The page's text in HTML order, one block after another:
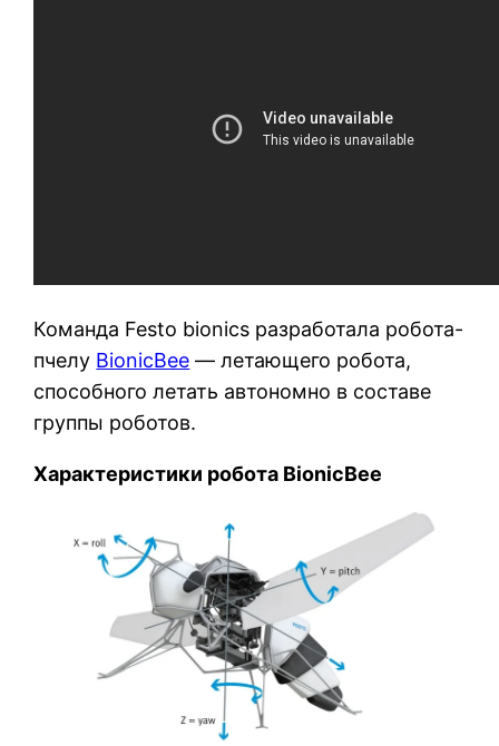
Команда Festo bionics разработала робота-
пчелу BionicBee — летающего робота,
способного летать автономно в составе
группы роботов.
Характеристики робота BionicBee